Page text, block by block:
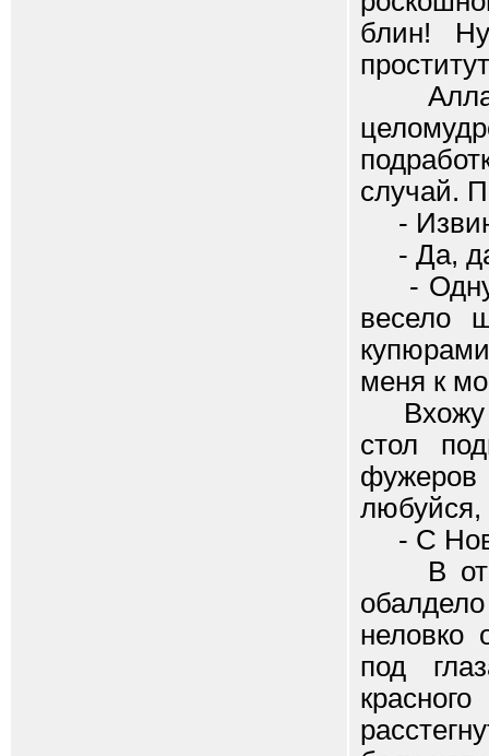
блин!
Алла
случай.
-
- Да,
- Одну
весело
меня к
Вхожу
стол
фужеров
любуйся,
- С
В
неловко
под